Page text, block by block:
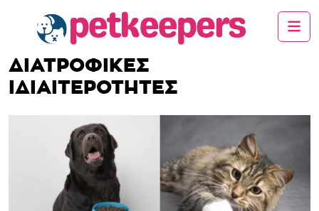
ΔΙΑΤΡΟΦΙΚΕΣ
ΙΔΙΑΙΤΕΡΟΤΗΤΕΣ